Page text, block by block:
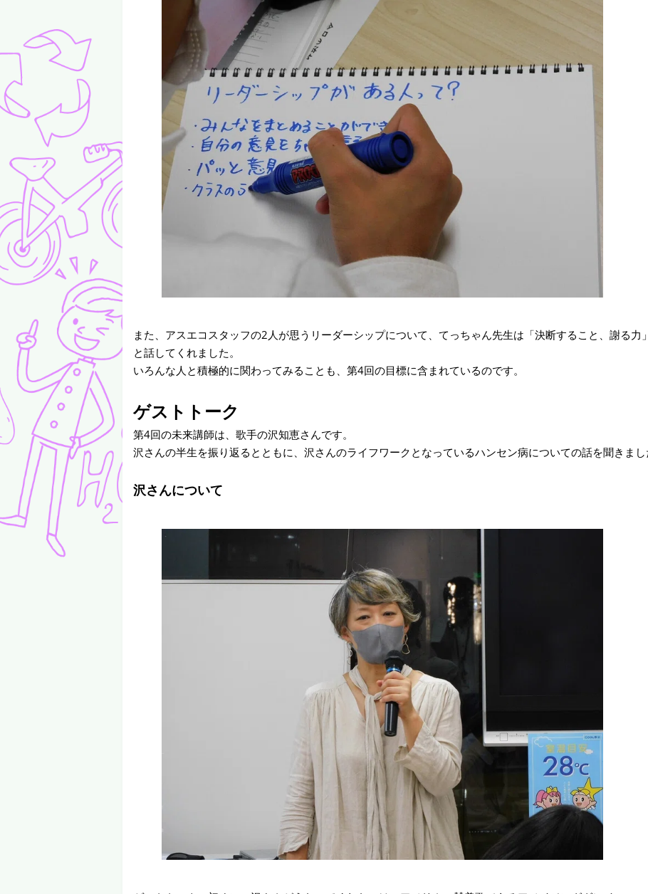
また、アスエコスタッフの2人が思うリーダーシップについて、てっちゃん先生は「決断すること、謝る
と話してくれました。
いろんな人と積極的に関わってみることも、第4回の目標に含まれているのです。
ゲストトーク
第4回の未来講師は、歌手の沢知恵さんです。
沢さんの半生を振り返るとともに、沢さんのライフワークとなっているハンセン病についての話を聞きまし
沢さんについて